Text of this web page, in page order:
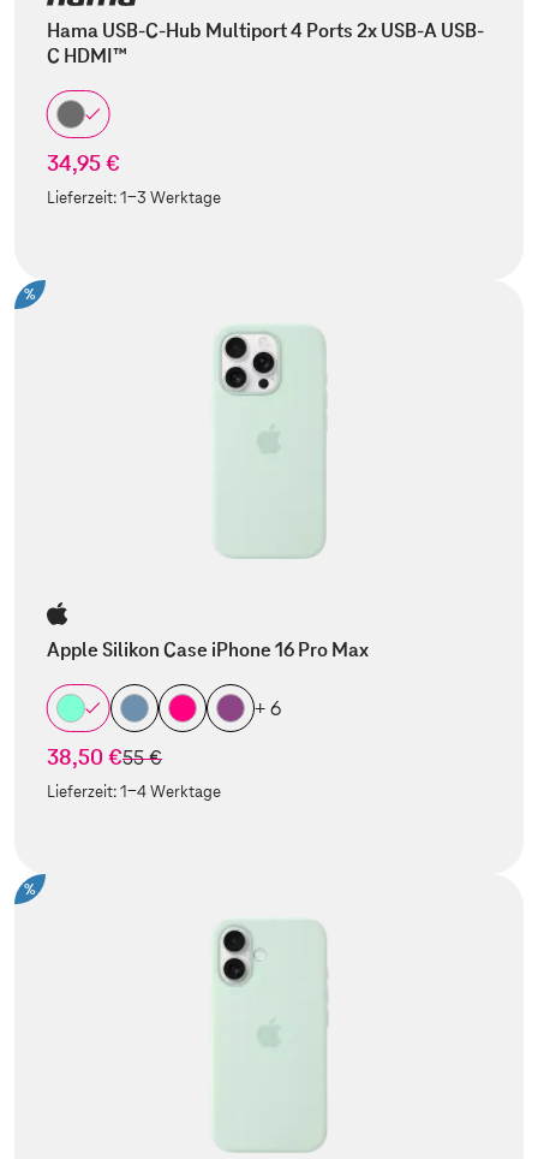
Hama USB-C-Hub Multiport 4 Ports 2x USB-A USB-
C HDMI™
34,95 €
Lieferzeit:1-3 Werktage
%
Apple Silikon Case iPhone 16 Pro Max
+ 6
38,50 €statt
55 €
Lieferzeit:1-4 Werktage
%